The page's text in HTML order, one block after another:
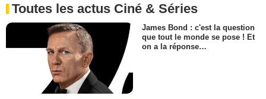
Toutes les actus Ciné & Séries
James Bond : c'est la question
que tout le monde se pose ! Et
on a la réponse…